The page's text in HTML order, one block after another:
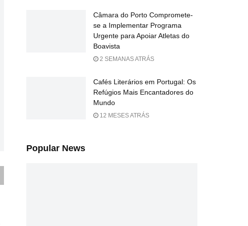
Câmara do Porto Compromete-
se a Implementar Programa
Urgente para Apoiar Atletas do
Boavista
2 SEMANAS ATRÁS
Cafés Literários em Portugal: Os
Refúgios Mais Encantadores do
Mundo
12 MESES ATRÁS
Popular News